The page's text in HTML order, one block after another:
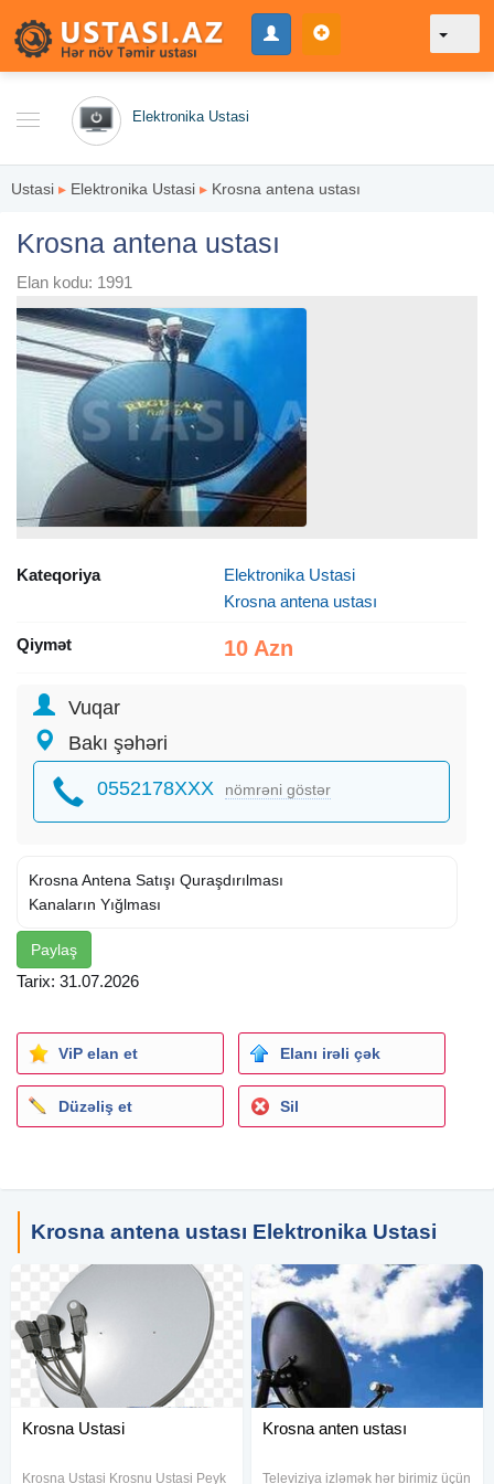
Elektronika Ustasi
Ustasi ▸ Elektronika Ustasi ▸ Krosna antena ustası
Krosna antena ustası
Elan kodu: 1991
Kateqoriya
Elektronika Ustasi
Krosna antena ustası
Qiymət 10 Azn
Vuqar
Bakı şəhəri
0552178XXX nömrəni göstər
Krosna Antena Satışı Quraşdırılması
Kanaların Yığlması
Paylaş
Tarix: 31.07.2026
ViP elan et Elanı irəli çək
Düzəliş et Sil
Krosna antena ustası Elektronika Ustasi
Krosna Ustasi
Krosna Ustasi Krosnu Ustasi Peyk
Krosna anten ustası
Televiziya izləmək hər birimiz üçün